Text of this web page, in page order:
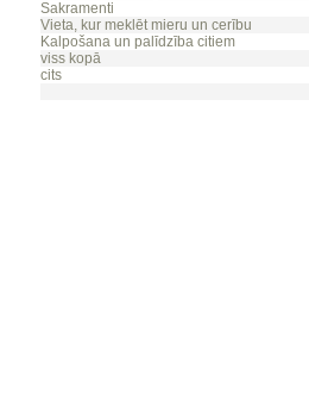
Sakramenti
Vieta, kur meklēt mieru un cerību
Kalpošana un palīdzība citiem
viss kopā
cits